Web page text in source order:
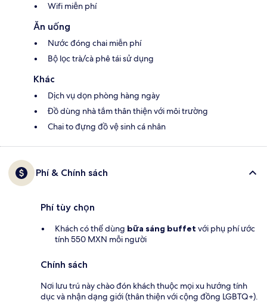
Wifi miễn phí
Ăn uống
Nước đóng chai miễn phí
Bộ lọc trà/cà phê tái sử dụng
Khác
Dịch vụ dọn phòng hàng ngày
Đồ dùng nhà tắm thân thiện với môi trường
Chai to đựng đồ vệ sinh cá nhân
Phí & Chính sách
Phí tùy chọn
Khách có thể dùng bữa sáng buffet với phụ phí ước
tính 550 MXN mỗi người
Chính sách
Nơi lưu trú này chào đón khách thuộc mọi xu hướng tính
dục và nhận dạng giới (thân thiện với cộng đồng LGBTQ+).